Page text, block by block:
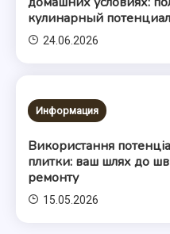
кулинарный
24.06.2026
Информация
Використання
плитки: ваш шлях до
ремонту
15.05.2026